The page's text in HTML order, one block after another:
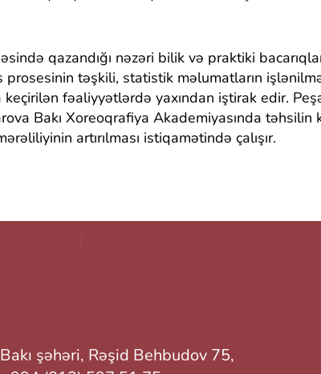
qazandığı nəzəri bilik və praktiki
təşkili, statistik məlumatların
fəaliyyətlərdə yaxından iştirak edir.
Bakı Xoreoqrafiya Akademiyasında
artırılması istiqamətində çalışır.
şəhəri, Rəşid Behbudov 75,